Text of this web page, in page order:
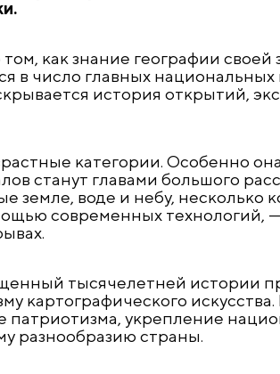
как знание географии
в число главных
история открытий,
категории. Особенно
станут главами большого
воде и небу, несколько
современных технологий,
тысячелетней истории
картографического
патриотизма, укрепление
разнообразию страны.